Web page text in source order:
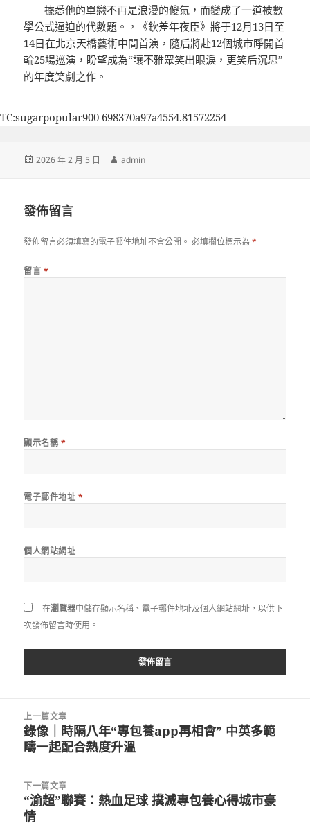
據悉他的單戀不再是浪漫的傻氣，而變成了一道被數
學公式逼迫的代數題。，《欽差年夜臣》將于12月13日至
14日在北京天橋藝術中間首演，隨后將赴12個城市睜開首
輪25場巡演，盼望成為“讓不雅眾笑出眼淚，更笑后沉思”
的年度笑劇之作。
TC:sugarpopular900 698370a97a4554.81572254
發
2026 年 2 月 5 日
作
admin
發佈留言
發佈留言必須填寫的電子郵件地址不會公開。 必填欄位標示為*
留言 *
顯示名稱 *
電子郵件地址 *
個人網站網址
在瀏覽器中儲存顯示名稱、電子郵件地址及個人網站網址，以供下
次發佈留言時使用。
上一篇文章
上
一
文
章:
錄像｜時隔八年“專包養app再相會” 中英多範
疇一起配合熱度升溫
下一篇文章
下
一
“渝超”聯賽：熱血足球 撲滅專包養心得城市豪
情